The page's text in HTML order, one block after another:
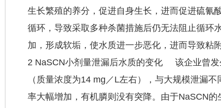
生长繁殖的养分，促进自身生长，进而促进硫氰
循环，导致采取多种杀菌措施后仍无法阻止循环
加，形成软垢，使水质进一步恶化，进而导致
2 NaSCN小剂量泄漏后水质的变化 该企业曾发
（质量浓度为14 mg／L左右），与大规模泄漏
率大幅增加，有机膦则没有突降。由于NaSCN